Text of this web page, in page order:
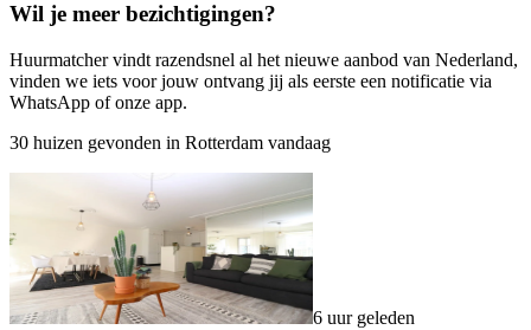
Wil je meer bezichtigingen?
Huurmatcher vindt razendsnel al het nieuwe aanbod van Nederland,
vinden we iets voor jouw ontvang jij als eerste een notificatie via
WhatsApp of onze app.
30 huizen gevonden in Rotterdam vandaag
6 uur geleden